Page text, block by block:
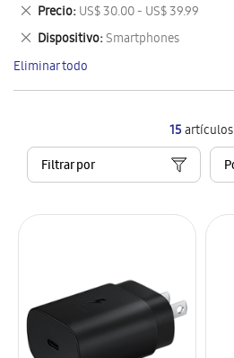
15artículos
Filtrar por
Precio US$ 30.00 - US$ 39.99
Eliminar
este
artículo
Dispositivo Smartphones
Eliminar
este
artículo
Eliminar todo